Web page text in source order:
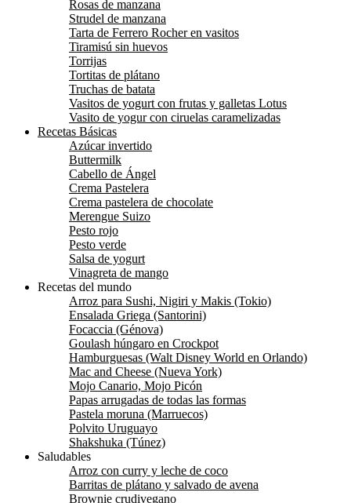
Rosas de manzana
Strudel de manzana
Tarta de Ferrero Rocher en vasitos
Tiramisú sin huevos
Torrijas
Tortitas de plátano
Truchas de batata
Vasitos de yogurt con frutas y galletas Lotus
Vasito de yogur con ciruelas caramelizadas
Recetas Básicas
Azúcar invertido
Buttermilk
Cabello de Ángel
Crema Pastelera
Crema pastelera de chocolate
Merengue Suizo
Pesto rojo
Pesto verde
Salsa de yogurt
Vinagreta de mango
Recetas del mundo
Arroz para Sushi, Nigiri y Makis (Tokio)
Ensalada Griega (Santorini)
Focaccia (Génova)
Goulash húngaro en Crockpot
Hamburguesas (Walt Disney World en Orlando)
Mac and Cheese (Nueva York)
Mojo Canario, Mojo Picón
Papas arrugadas de todas las formas
Pastela moruna (Marruecos)
Polvito Uruguayo
Shakshuka (Túnez)
Saludables
Arroz con curry y leche de coco
Barritas de plátano y salvado de avena
Brownie crudivegano